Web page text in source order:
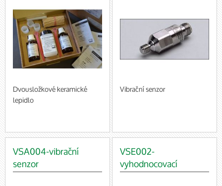
Dvousložkové keramické
lepidlo
Vibrační senzor
VSA004-vibrační
senzor
VSE002-
vyhodnocovací
jednotka